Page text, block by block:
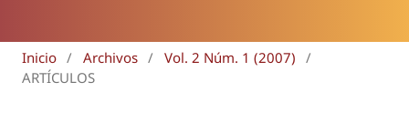
Inicio / Archivos / Vol. 2 Núm. 1 (2007)
/
ARTÍCULOS